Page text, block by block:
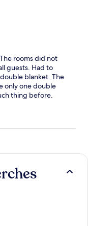
rooms did not
guests. Had to
blanket. The
only one double
thing before.